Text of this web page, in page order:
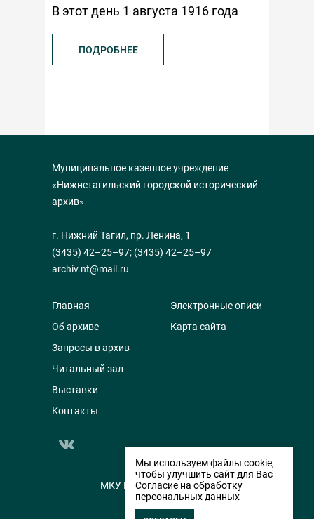
В этот день 1 августа 1916 года
ПОДРОБНЕЕ
Муниципальное казенное учреждение
«Нижнетагильский городской исторический
архив»
г. Нижний Тагил, пр. Ленина, 1
(3435) 42–25–97; (3435) 42–25–97
archiv.nt@mail.ru
Главная
Об архиве
Запросы в архив
Читальный зал
Выставки
Контакты
Электронные описи
Карта сайта
МКУ НТГИА © 2014-2026
Мы используем файлы cookie,
чтобы улучшить сайт для Вас
Согласие на обработку
персональных данных